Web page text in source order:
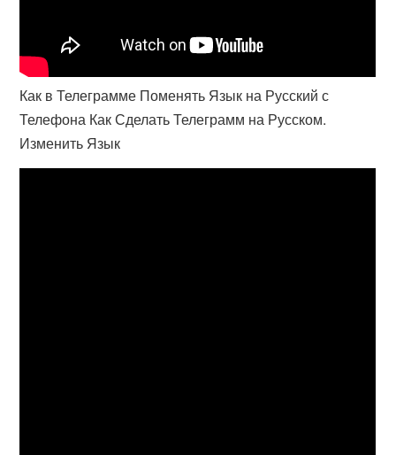
Как в Телеграмме Поменять Язык на Русский с
Телефона Как Сделать Телеграмм на Русском.
Изменить Язык